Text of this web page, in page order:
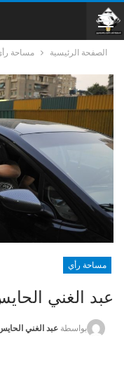
الصفحة الرئيسية مساحة
مساحة رأي
عبد الغني
بواسطة عبد الغني